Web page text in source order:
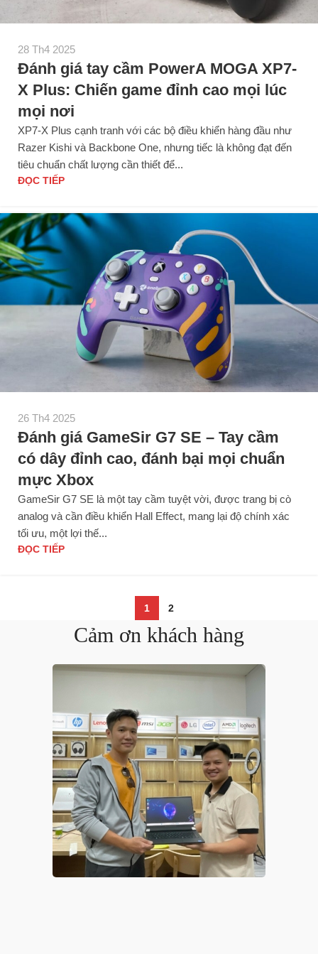
28 Th4 2025
Đánh giá tay cầm PowerA MOGA XP7-
X Plus: Chiến game đỉnh cao mọi lúc
mọi nơi
XP7-X Plus cạnh tranh với các bộ điều khiển hàng đầu như
Razer Kishi và Backbone One, nhưng tiếc là không đạt đến
tiêu chuẩn chất lượng cần thiết để...
ĐỌC TIẾP
26 Th4 2025
Đánh giá GameSir G7 SE – Tay cầm
có dây đỉnh cao, đánh bại mọi chuẩn
mực Xbox
GameSir G7 SE là một tay cầm tuyệt vời, được trang bị cò
analog và cần điều khiển Hall Effect, mang lại độ chính xác
tối ưu, một lợi thế...
ĐỌC TIẾP
1 2
Cảm ơn khách hàng